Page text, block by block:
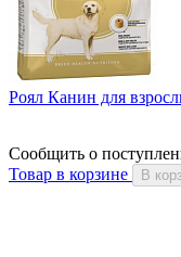
Роял Канин для
Сообщить о
Товар в корзине
В